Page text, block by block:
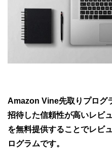
Amazon Vine先取りプログ
招待した信頼性が高いレビ
を無料提供することでレビ
ログラムです。